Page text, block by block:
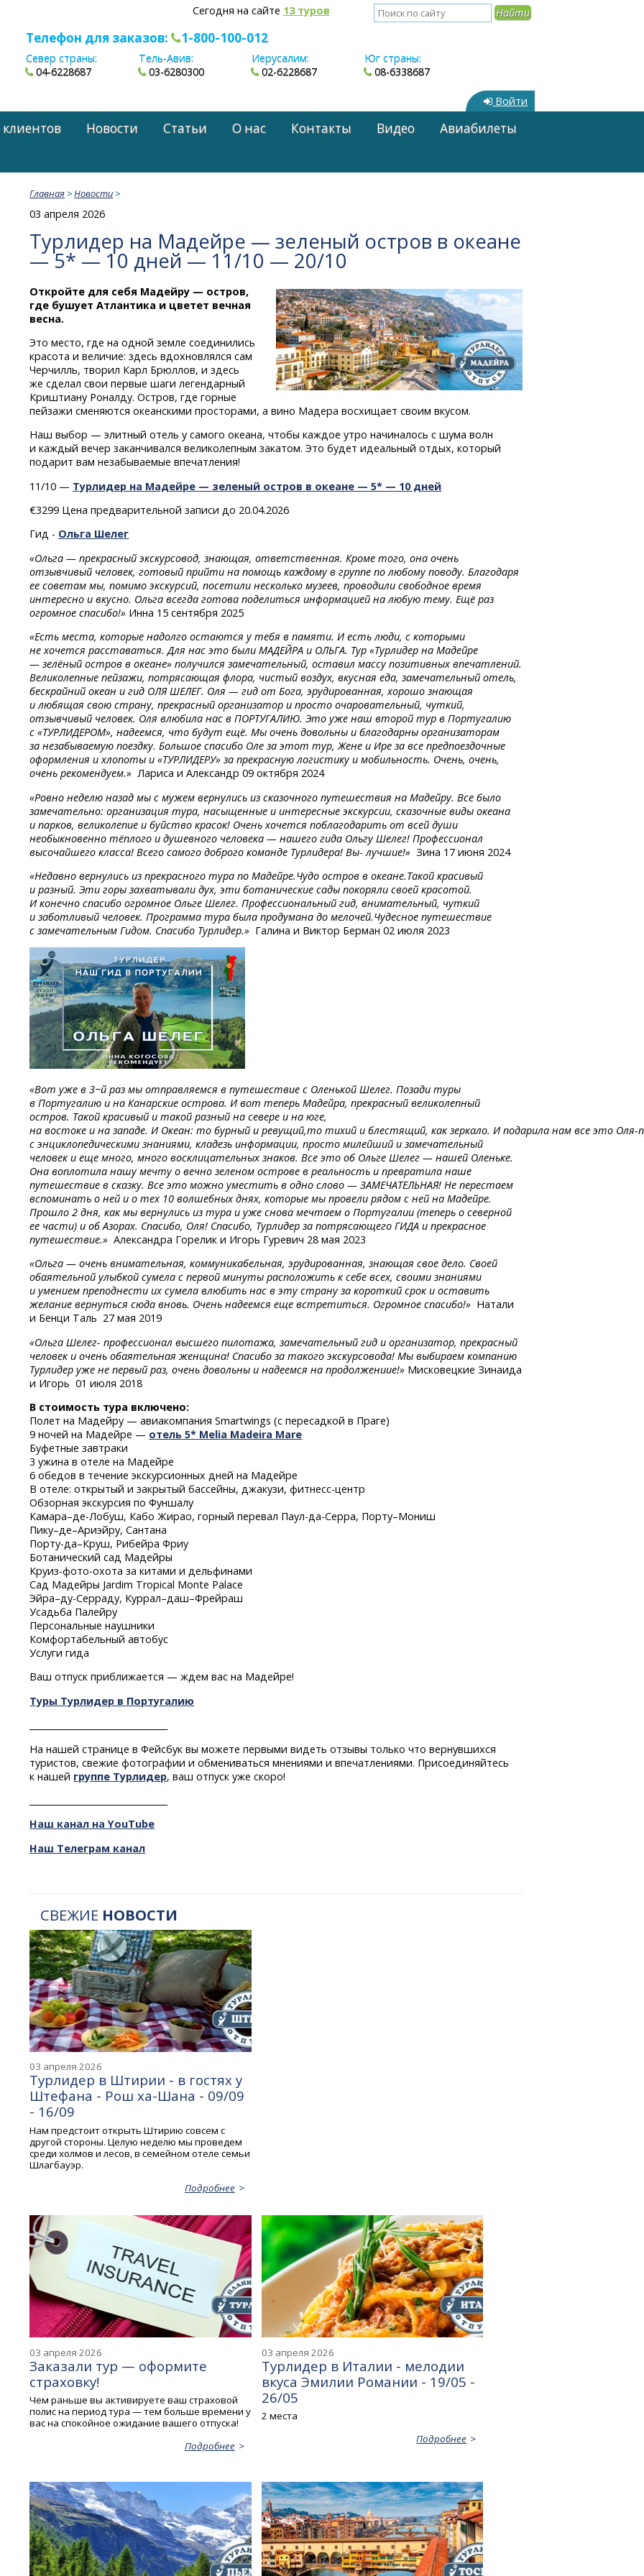
Сегодня на сайте 13 туров
Телефон для заказов: 1-800-100-012
Север страны:
04-6228687
Тель-Авив:
03-6280300
Иерусалим:
02-6228687
Юг страны:
08-6338687
Войти
Новости Статьи О нас Контакты Видео
Авиабилеты
Главная >Новости >
03 апреля 2026
Турлидер на Мадейре — зеленый остров в океане
— 5* — 10 дней — 11/10 — 20/10
Откройте для себя Мадейру — остров,
где бушует Атлантика и цветет вечная
весна.
Это место, где на одной земле соединились
красота и величие: здесь вдохновлялся сам
Черчилль, творил Карл Брюллов, и здесь
же сделал свои первые шаги легендарный
Криштиану Роналду. Остров, где горные
пейзажи сменяются океанскими просторами, а вино Мадера восхищает своим вкусом.
Наш выбор — элитный отель у самого океана, чтобы каждое утро начиналось с шума волн
и каждый вечер заканчивался великолепным закатом. Это будет идеальный отдых, который
подарит вам незабываемые впечатления!
11/10 — Турлидер на Мадейре — зеленый остров в океане — 5* — 10 дней
€3299 Цена предварительной записи до 20.04.2026
Гид - Ольга Шелег
«Ольга — прекрасный экскурсовод, знающая, ответственная. Кроме того, она очень
отзывчивый человек, готовый прийти на помощь каждому в группе по любому поводу. Благодаря
ее советам мы, помимо экскурсий, посетили несколько музеев, проводили свободное время
интересно и вкусно. Ольга всегда готова поделиться информацией на любую тему. Ещё раз
огромное спасибо!» Инна 15 сентября 2025
«Есть места, которые надолго остаются у тебя в памяти. И есть люди, с которыми
не хочется расставаться. Для нас это были МАДЕЙРА и ОЛЬГА. Тур «Турлидер на Мадейре
— зелёный остров в океане» получился замечательный, оставил массу позитивных впечатлений.
Великолепные пейзажи, потрясающая флора, чистый воздух, вкусная еда, замечательный отель,
бескрайний океан и гид ОЛЯ ШЕЛЕГ. Оля — гид от Бога, эрудированная, хорошо знающая
и любящая свою страну, прекрасный организатор и просто очаровательный, чуткий,
отзывчивый человек. Оля влюбила нас в ПОРТУГАЛИЮ. Это уже наш второй тур в Португалию
с «ТУРЛИДЕРОМ», надеемся, что будут ещё. Мы очень довольны и благодарны организаторам
за незабываемую поездку. Большое спасибо Оле за этот тур, Жене и Ире за все предпоездочные
оформления и хлопоты и «ТУРЛИДЕРУ» за прекрасную логистику и мобильность. Очень, очень,
очень рекомендуем.» Лариса и Александр 09 октября 2024
«Ровно неделю назад мы с мужем вернулись из сказочного путешествия на Мадейру. Все было
замечательно: организация тура, насыщенные и интересные экскурсии, сказочные виды океана
и парков, великолепие и буйство красок! Очень хочется поблагодарить от всей души
необыкновенно тёплого и душевного человека — нашего гида Ольгу Шелег! Профессионал
высочайшего класса! Всего самого доброго команде Турлидера! Вы- лучшие!» Зина 17 июня 2024
«Недавно вернулись из прекрасного тура по Мадейре.Чудо остров в океане.Такой красивый
и разный. Эти горы захватывали дух, эти ботанические сады покоряли своей красотой.
И конечно спасибо огромное Ольге Шелег. Профессиональный гид, внимательный, чуткий
и заботливый человек. Программа тура была продумана до мелочей.Чудесное путешествие
с замечательным Гидом. Спасибо Турлидер.» Галина и Виктор Берман 02 июля 2023
«Вот уже в 3−й раз мы отправляемся в путешествие с Оленькой Шелег. Позади туры
в Португалию и на Канарские острова. И вот теперь Мадейра, прекрасный великолепный
остров. Такой красивый и такой разный на севере и на юге,
на востокеи на западе.И Океан:то бурныйи ревущий,тотихийи блестящий,какзеркало.И подариланамвсеэто Оля-
с энциклопедическими знаниями, кладезь информации, просто милейший и замечательный
человек и еще много, много восклицательных знаков. Все это об Ольге Шелег — нашей Оленьке.
Она воплотила нашу мечту о вечно зеленом острове в реальность и превратила наше
путешествие в сказку. Все это можно уместить в одно слово — ЗАМЕЧАТЕЛЬНАЯ! Не перестаем
вспоминать о ней и о тех 10 волшебных днях, которые мы провели рядом с ней на Мадейре.
Прошло 2 дня, как мы вернулись из тура и уже снова мечтаем о Португалии (теперь о северной
ее части) и об Азорах. Спасибо, Оля! Спасибо, Турлидер за потрясающего ГИДА и прекрасное
путешествие.» Александра Горелик и Игорь Гуревич 28 мая 2023
«Ольга — очень внимательная, коммуникабельная, эрудированная, знающая свое дело. Своей
обаятельной улыбкой сумела с первой минуты расположить к себе всех, своими знаниями
и умением преподнести их сумела влюбить нас в эту страну за короткий срок и оставить
желание вернуться сюда вновь. Очень надеемся еще встретиться. Огромное спасибо!» Натали
и Бенци Таль 27 мая 2019
«Ольга Шелег- профессионал высшего пилотажа, замечательный гид и организатор, прекрасный
человек и очень обаятельная женщина! Спасибо за такого экскурсовода! Мы выбираем компанию
Турлидер уже не первый раз, очень довольны и надеемся на продолжениие!» Мисковецкие Зинаида
и Игорь 01 июля 2018
В стоимость тура включено:
Полет на Мадейру — авиакомпания Smartwings (с пересадкой в Праге)
9 ночей на Мадейре — отель 5* Melia Madeira Mare
Буфетные завтраки
3 ужина в отеле на Мадейре
6 обедов в течение экскурсионных дней на Мадейре
В отеле: открытый и закрытый бассейны,джакузи,фитнесс-центр
Обзорная экскурсия по Фуншалу
Камара–де-Лобуш, Кабо Жирао, горныйперевал Паул-да-Серра, Порту–Мониш
Пику–де–Ариэйру, Сантана
Порту-да–Круш, Рибейра Фриу
Ботанический сад Мадейры
Круиз-фото-охота за китами и дельфинами
Сад Мадейры Jardim Tropical Monte Palace
Эйра–ду-Серраду, Куррал–даш–Фрейраш
Усадьба Палейру
Персональные наушники
Комфортабельный автобус
Услуги гида
Ваш отпуск приближается — ждем вас на Мадейре!
Туры Турлидер в Португалию
На нашей странице в Фейсбук вы можете первыми видеть отзывы только что вернувшихся
туристов, свежие фотографии и обмениваться мнениями и впечатлениями. Присоединяйтесь
к нашей группе Турлидер, ваш отпуск уже скоро!
Наш канал на YouTube
Наш Телеграм канал
СВЕЖИЕ НОВОСТИ
03 апреля 2026
Турлидер в Штирии - в гостях у
Штефана - Рош ха-Шана - 09/09
- 16/09
Нам предстоит открыть Штирию совсем с
другой стороны. Целую неделю мы проведем
среди холмов и лесов, в семейном отеле семьи
Шлагбауэр.
Подробнее
03 апреля 2026
Заказали тур — оформите
страховку!
Чем раньше вы активируете ваш страховой
полис на период тура — тем больше времени у
вас на спокойное ожидание вашего отпуска!
Подробнее
03 апреля 2026
Турлидер в Италии - мелодии
вкуса Эмилии Романии - 19/05 -
26/05
2 места
Подробнее